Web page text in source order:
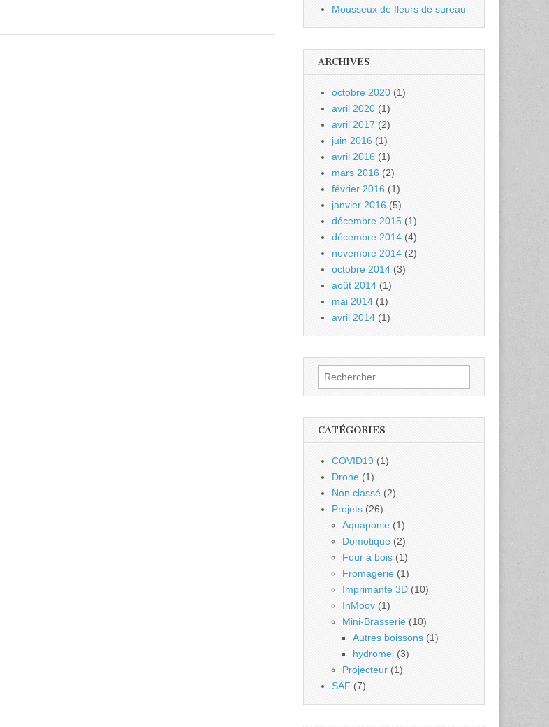
Mousseux de fleurs de sureau
ARCHIVES
octobre 2020 (1)
avril 2020 (1)
avril 2017 (2)
juin 2016 (1)
avril 2016 (1)
mars 2016 (2)
février 2016 (1)
janvier 2016 (5)
décembre 2015 (1)
décembre 2014 (4)
novembre 2014 (2)
octobre 2014 (3)
août 2014 (1)
mai 2014 (1)
avril 2014 (1)
Rechercher :
CATÉGORIES
COVID19 (1)
Drone (1)
Non classé (2)
Projets (26)
Aquaponie (1)
Domotique (2)
Four à bois (1)
Fromagerie (1)
Imprimante 3D (10)
InMoov (1)
Mini-Brasserie (10)
Autres boissons (1)
hydromel (3)
Projecteur (1)
SAF (7)